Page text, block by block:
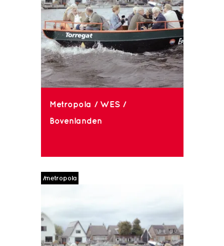
Metropola / WES /
Bovenlanden
/metropola